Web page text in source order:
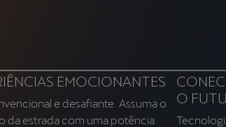
EMOCIONANTES
e desafiante. Assuma o
da estrada com uma potência
O